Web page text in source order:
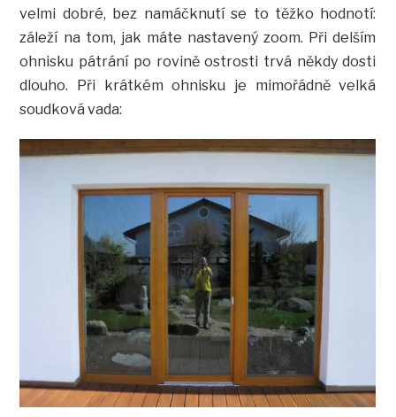
velmi dobré, bez namáčknutí se to těžko hodnotí:
záleží na tom, jak máte nastavený zoom. Při delším
ohnisku pátrání po rovině ostrosti trvá někdy dosti
dlouho. Při krátkém ohnisku je mimořádně velká
soudková vada: